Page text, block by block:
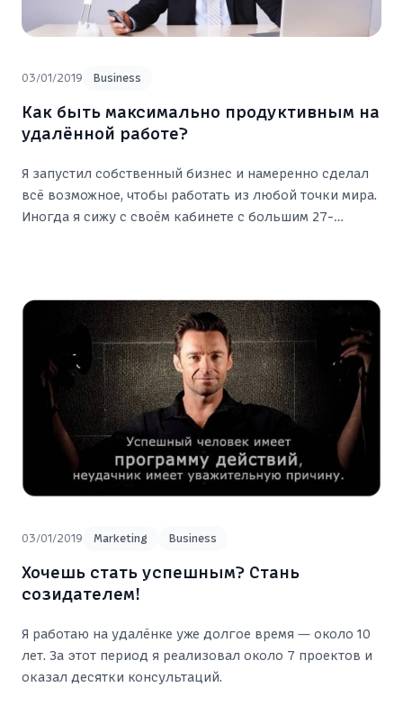
03/01/2019 Business
Как быть максимально продуктивным на
удалённой работе?
Я запустил собственный бизнес и намеренно сделал
всё возможное, чтобы работать из любой точки мира.
Иногда я сижу с своём кабинете с большим 27-
03/01/2019 Marketing Business
Хочешь стать успешным? Стань
созидателем!
Я работаю на удалёнке уже долгое время — около 10
лет. За этот период я реализовал около 7 проектов и
оказал десятки консультаций.